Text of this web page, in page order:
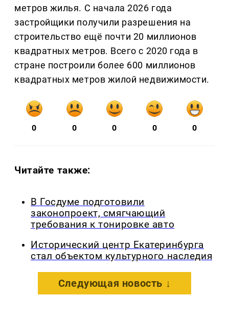
метров жилья. С начала 2026 года
застройщики получили разрешения на
строительство ещё почти 20 миллионов
квадратных метров. Всего с 2020 года в
стране построили более 600 миллионов
квадратных метров жилой недвижимости.
0 0 0 0 0
Читайте также:
В Госдуме подготовили
законопроект, смягчающий
требования к тонировке авто
Исторический центр Екатеринбурга
стал объектом культурного наследия
Следующая новость ↓